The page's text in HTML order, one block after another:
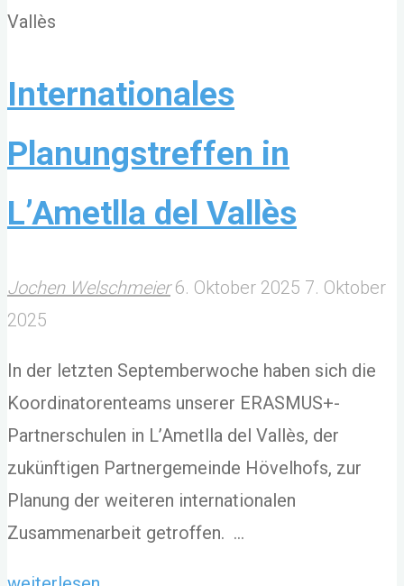
Deep
Internationales
Planungstreffen in
L’Ametlla del Vallès
Jochen Welschmeier 6. Oktober 2025 7. Oktober
2025
In der letzten Septemberwoche haben sich die
Koordinatorenteams unserer ERASMUS+-
Partnerschulen in L’Ametlla del Vallès, der
zukünftigen Partnergemeinde Hövelhofs, zur
Planung der weiteren internationalen
Zusammenarbeit getroffen. …